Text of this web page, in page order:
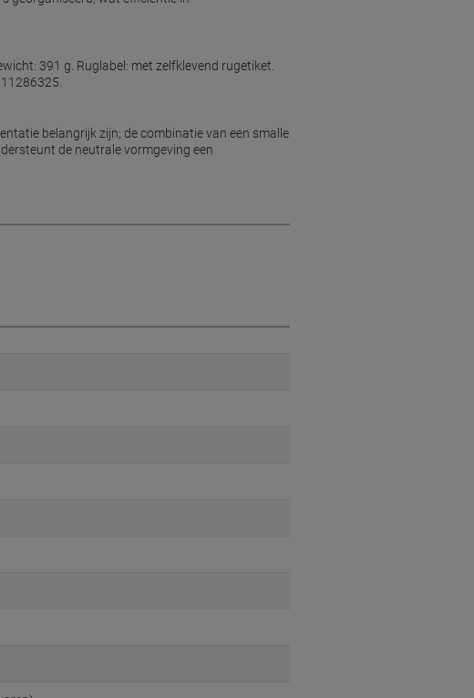
391 g. Ruglabel: met zelfklevend rugetiket.
belangrijk zijn; de combinatie van een smalle
de neutrale vormgeving een